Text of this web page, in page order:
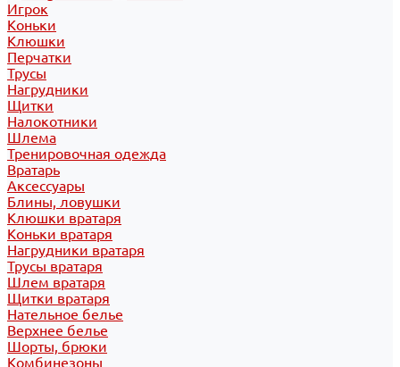
Игрок
Коньки
Клюшки
Перчатки
Трусы
Нагрудники
Щитки
Налокотники
Шлема
Тренировочная одежда
Вратарь
Аксессуары
Блины, ловушки
Клюшки вратаря
Коньки вратаря
Нагрудники вратаря
Трусы вратаря
Шлем вратаря
Щитки вратаря
Нательное белье
Верхнее белье
Шорты, брюки
Комбинезоны